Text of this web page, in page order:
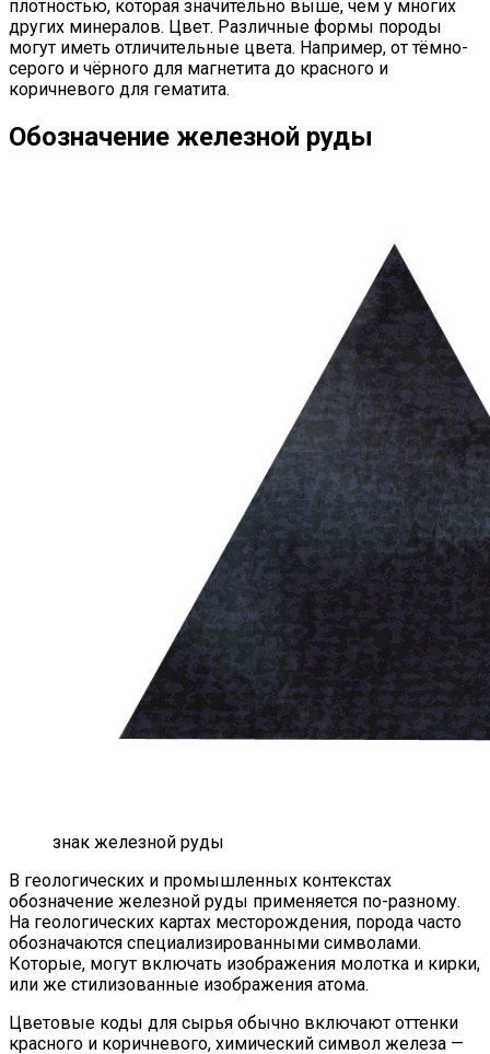
плотностью, которая значительно выше, чем у многих
других минералов. Цвет. Различные формы породы
могут иметь отличительные цвета. Например, от тёмно-
серого и чёрного для магнетита до красного и
коричневого для гематита.
Обозначение железной руды
знак железной руды
В геологических и промышленных контекстах
обозначение железной руды применяется по-разному.
На геологических картах месторождения, порода часто
обозначаются специализированными символами.
Которые, могут включать изображения молотка и кирки,
или же стилизованные изображения атома.
Цветовые коды для сырья обычно включают оттенки
красного и коричневого, химический символ железа —